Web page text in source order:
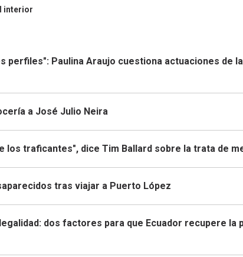
interior
perfiles": Paulina Araujo cuestiona actuaciones de la
a José Julio Neira
los traficantes", dice Tim Ballard sobre la trata de
tras viajar a Puerto López
dos factores para que Ecuador recupere la